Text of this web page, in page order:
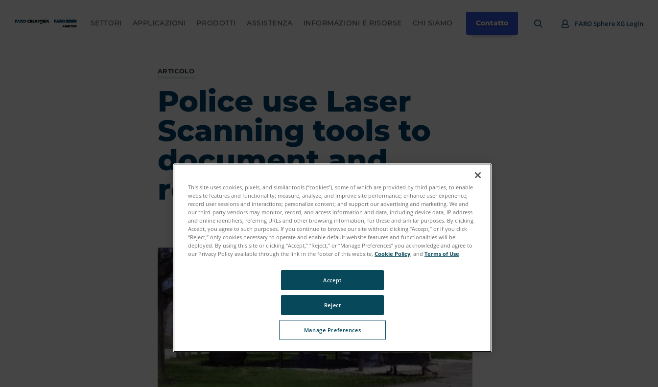
SETTORI APPLICAZIONI PRODOTTI ASSISTENZA INFORMAZIONI E RISORSE CHI SIAMO Contatto FARO Sphere XG Login
ARTICOLO
Police use Laser
Scanning tools to
document and
recreate shootings
This site uses cookies, pixels, and similar tools (“cookies”), some of which are provided by third parties, to enable
website features and functionality; measure, analyze, and improve site performance; enhance user experience;
record user sessions and interactions; personalize content; and support our advertising and marketing. We and
our third-party vendors may monitor, record, and access information and data, including device data, IP address
and online identifiers, referring URLs and other browsing information, for these and similar purposes. By clicking
Accept, you agree to such purposes. If you continue to browse our site without clicking “Accept,” or if you click
“Reject,” only cookies necessary to operate and enable default website features and functionalities will be
deployed. By using this site or clicking “Accept,” “Reject,” or “Manage Preferences” you acknowledge and agree to
our Privacy Policy available through the link in the footer of this website, Cookie Policy, and Terms of Use.
Manage Preferences
Reject
Accept